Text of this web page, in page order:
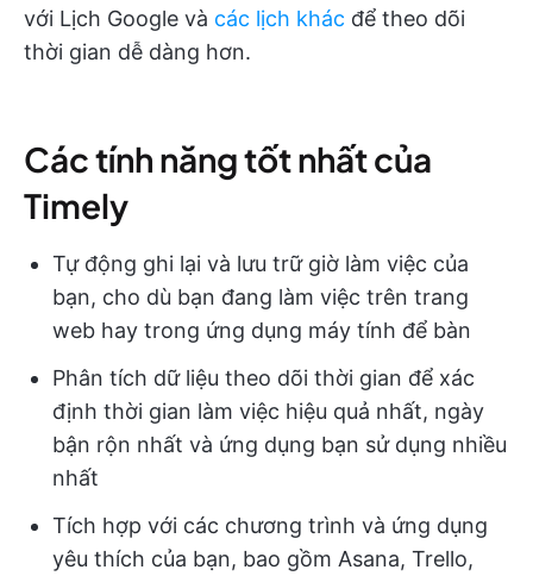
với Lịch Google và các lịch khác để theo dõi
thời gian dễ dàng hơn.
Các tính năng tốt nhất của
Timely
Tự động ghi lại và lưu trữ giờ làm việc của
bạn, cho dù bạn đang làm việc trên trang
web hay trong ứng dụng máy tính để bàn
Phân tích dữ liệu theo dõi thời gian để xác
định thời gian làm việc hiệu quả nhất, ngày
bận rộn nhất và ứng dụng bạn sử dụng nhiều
nhất
Tích hợp với các chương trình và ứng dụng
yêu thích của bạn, bao gồm Asana, Trello,